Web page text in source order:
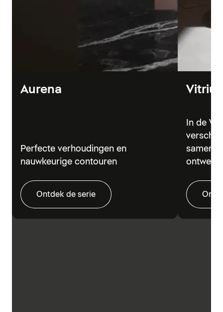
Aurena
Perfecte verhoudingen en
nauwkeurige contouren
Ontdek de serie
In de
samen
ontwerp